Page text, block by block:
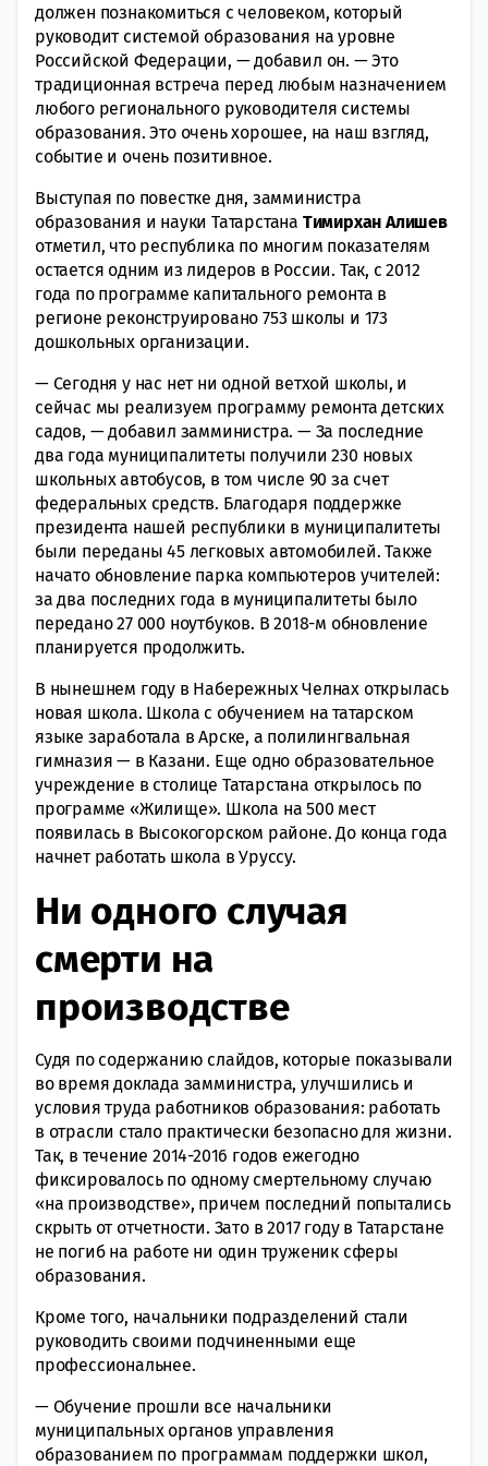
должен познакомиться с человеком, который
руководит системой образования на уровне
Российской Федерации, — добавил он. — Это
традиционная встреча перед любым назначением
любого регионального руководителя системы
образования. Это очень хорошее, на наш взгляд,
событие и очень позитивное.
Выступая по повестке дня, замминистра
образования и науки Татарстана Тимирхан Алишев
отметил, что республика по многим показателям
остается одним из лидеров в России. Так, с 2012
года по программе капитального ремонта в
регионе реконструировано 753 школы и 173
дошкольных организации.
— Сегодня у нас нет ни одной ветхой школы, и
сейчас мы реализуем программу ремонта детских
садов, — добавил замминистра. — За последние
два года муниципалитеты получили 230 новых
школьных автобусов, в том числе 90 за счет
федеральных средств. Благодаря поддержке
президента нашей республики в муниципалитеты
были переданы 45 легковых автомобилей. Также
начато обновление парка компьютеров учителей:
за два последних года в муниципалитеты было
передано 27 000 ноутбуков. В 2018-м обновление
планируется продолжить.
В нынешнем году в Набережных Челнах открылась
новая школа. Школа с обучением на татарском
языке заработала в Арске, а полилингвальная
гимназия — в Казани. Еще одно образовательное
учреждение в столице Татарстана открылось по
программе «Жилище». Школа на 500 мест
появилась в Высокогорском районе. До конца года
начнет работать школа в Уруссу.
Ни одного случая
смерти на
производстве
Судя по содержанию слайдов, которые показывали
во время доклада замминистра, улучшились и
условия труда работников образования: работать
в отрасли стало практически безопасно для жизни.
Так, в течение 2014-2016 годов ежегодно
фиксировалось по одному смертельному случаю
«на производстве», причем последний попытались
скрыть от отчетности. Зато в 2017 году в Татарстане
не погиб на работе ни один труженик сферы
образования.
Кроме того, начальники подразделений стали
руководить своими подчиненными еще
профессиональнее.
— Обучение прошли все начальники
муниципальных органов управления
образованием по программам поддержки школ,